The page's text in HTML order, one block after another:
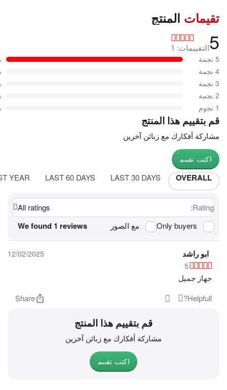
تقيمات المنتج
5التقييمات: 1
5 نجمة
4 نجمة
3 نجمة
2 نجمة
1 نجوم
قم بتقييم هذا المنتج
مشاركة أفكارك مع زبائن آخرين
اكتب تقييم
OVERALL
LAST 30 DAYS
LAST 60 DAYS
YEAR
Rating:
All ratings
Only buyers
مع الصور We found 1 reviews
ابو راشد
12/02/2025
5
جهاز جميل
Helpfull?
Share
قم بتقييم هذا المنتج
مشاركة أفكارك مع زبائن آخرين
اكتب تقييم